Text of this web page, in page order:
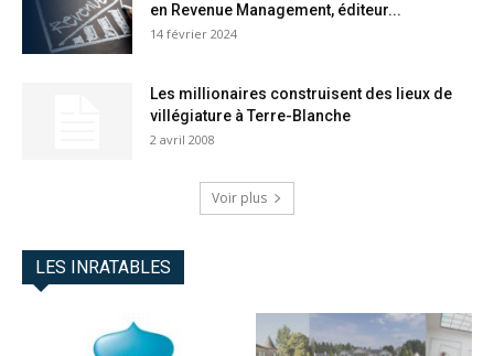
en Revenue Management, éditeur...
14 février 2024
Les millionaires construisent des lieux de
villégiature à Terre-Blanche
2 avril 2008
Voir plus
LES INRATABLES